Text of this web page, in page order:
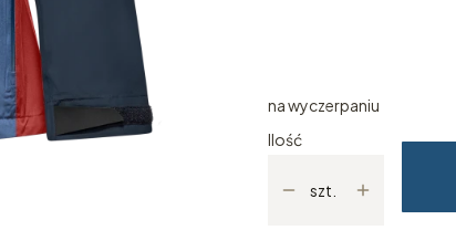
na wyczerpaniu
Ilość
szt.